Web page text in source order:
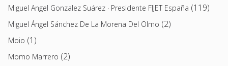
Miguel Angel Gonzalez Suárez · Presidente FIJET España (119)
Miguel Ángel Sánchez De La Morena Del Olmo (2)
Moio (1)
Momo Marrero (2)